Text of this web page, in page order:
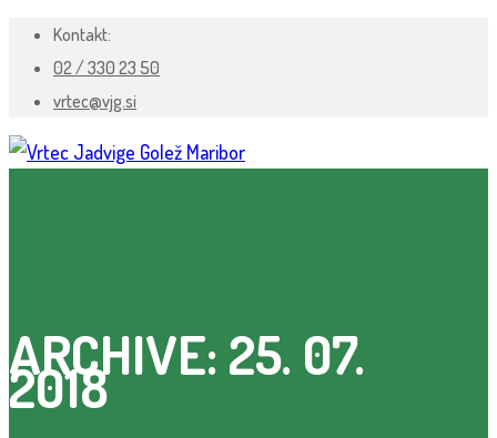
Kontakt:
02 / 330 23 50
vrtec@vjg.si
ARCHIVE: 25. 07.
2018